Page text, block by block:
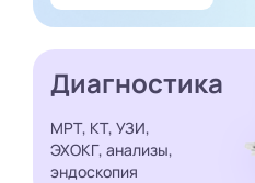
Диагностика
МРТ, КТ, УЗИ,
ЭХОКГ, анализы,
эндоскопия